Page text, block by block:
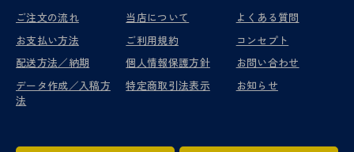
ご注文の流れ
お支払い方法
配送方法／納期
データ作成／入稿方
法
当店について
ご利用規約
個人情報保護方針
特定商取引法表示
よくある質問
コンセプト
お問い合わせ
お知らせ